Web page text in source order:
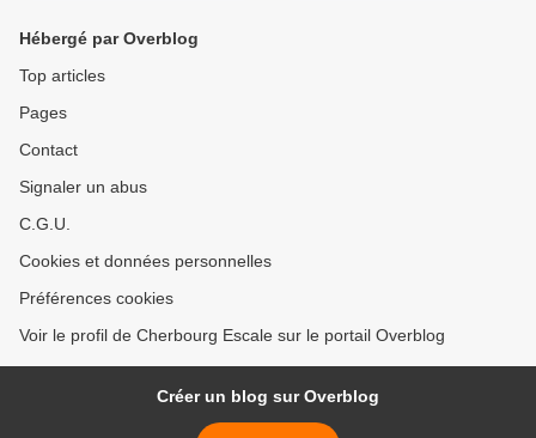
Hébergé par Overblog
Top articles
Pages
Contact
Signaler un abus
C.G.U.
Cookies et données personnelles
Préférences cookies
Voir le profil de Cherbourg Escale sur le portail Overblog
Créer un blog sur Overblog